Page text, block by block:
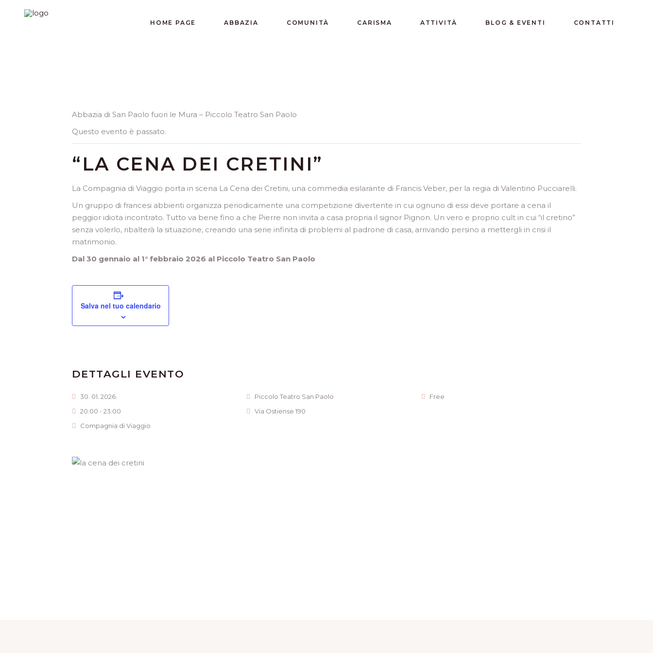
HOME PAGE ABBAZIA COMUNITÀ CARISMA ATTIVITÀ BLOG & EVENTI CONTATTI
Abbazia di San Paolo fuori le Mura – Piccolo Teatro San Paolo
Questo evento è passato.
“LA CENA DEI CRETINI”
La Compagnia di Viaggio porta in scena La Cena dei Cretini, una commedia esilarante di Francis Veber, per la regia di Valentino Pucciarelli.
Un gruppo di francesi abbienti organizza periodicamente una competizione divertente in cui ognuno di essi deve portare a cena il
peggior idiota incontrato. Tutto va bene fino a che Pierre non invita a casa propria il signor Pignon. Un vero e proprio cult in cui “il cretino”
senza volerlo, ribalterà la situazione, creando una serie infinita di problemi al padrone di casa, arrivando persino a mettergli in crisi il
matrimonio.
Dal 30 gennaio al 1° febbraio 2026 al Piccolo Teatro San Paolo
Salva nel tuo calendario
DETTAGLI EVENTO
30. 01. 2026.
20:00 - 23:00
Compagnia di Viaggio
Piccolo Teatro San Paolo
Via Ostiense 190
Free